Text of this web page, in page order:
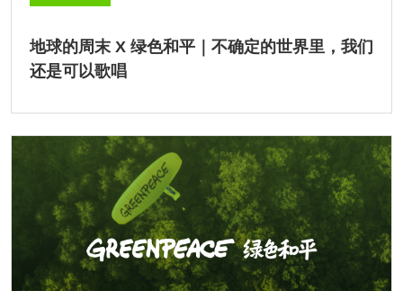
地球的周末 X 绿色和平｜不确定的世界里，我们
还是可以歌唱